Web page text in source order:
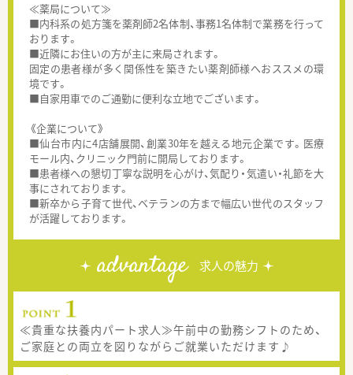
≪薬局について≫
■内科系の処方箋を薬剤師2名体制、事務1名体制で業務を行って
おります。
■近隣にお住いの方が主に来局されます。
固定の患者様が多く関係性を築きたい薬剤師様へおススメの環
境です。
■自家用車でのご通勤に便利な立地でございます。
《企業について》
■仙台市内に4店舗展開、創業30年を越える地元企業です。医療
モール内、クリニック門前に開局しております。
■患者様への懇切丁寧な説明を心がけ、気配り・気遣い・礼節を大
事にされております。
■新卒から子育て世代、ベテランの方まで幅広い世代のスタッフ
が活躍しております。
advantage 求人の魅力
≪貴重な扶養内パート求人≫午前中の勤務シフトのため、
ご家庭との両立を図りながらご就業いただけます♪